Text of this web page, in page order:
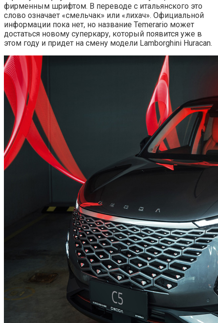
фирменным шрифтом. В переводе с итальянского это
слово означает «смельчак» или «лихач». Официальной
информации пока нет, но название Temerario может
достаться новому суперкару, который появится уже в
этом году и придет на смену модели Lamborghini Huracan.